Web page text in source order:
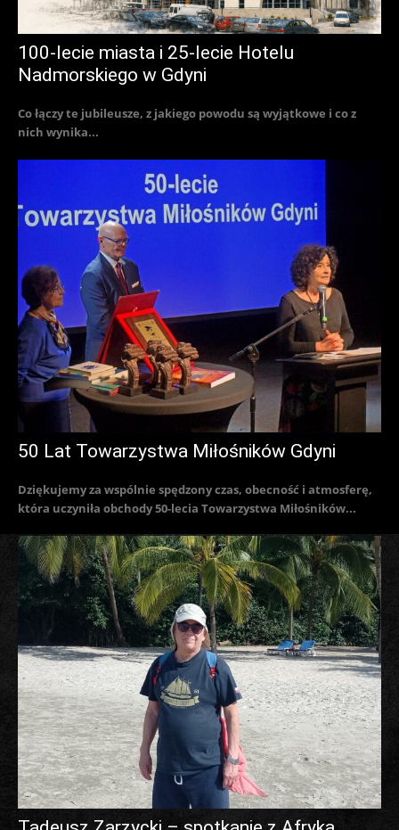
100-lecie miasta i 25-lecie Hotelu
Nadmorskiego w Gdyni
Co łączy te jubileusze, z jakiego powodu są wyjątkowe i co z
nich wynika...
50 Lat Towarzystwa Miłośników Gdyni
Dziękujemy za wspólnie spędzony czas, obecność i atmosferę,
która uczyniła obchody 50-lecia Towarzystwa Miłośników...